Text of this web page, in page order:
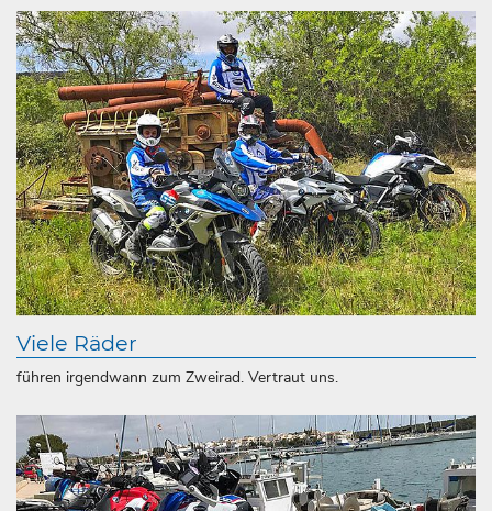
Viele Räder
führen irgendwann zum Zweirad. Vertraut uns.